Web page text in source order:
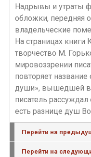
Надрывы и утраты
обложки, передняя
владельческие
На страницах книги
творчество М.
мировоззрении
повторяет
души», вышедшей в
писатель
есть разнице душ
Перейти на
Перейти на